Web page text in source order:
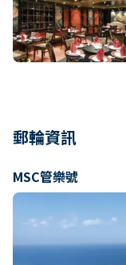
郵輪資訊
MSC管樂號